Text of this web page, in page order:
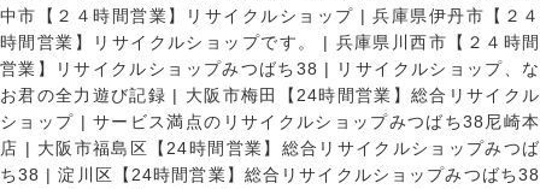
中市【２４時間営業】リサイクルショップ |兵庫県伊丹市【２４
時間営業】リサイクルショップです。
| 兵庫県川西市【２４時間
営業】リサイクルショップみつばち38 |
リサイクルショップ、な
お君の全力遊び記録 | 大阪市梅田【24時間営業】総合リサイクル
ショップ |サービス満点のリサイクルショップみつばち38尼崎本
店 | 大阪市福島区【24時間営業】総合リサイクルショップみつば
ち38 |淀川区【24時間営業】総合リサイクルショップみつばち38